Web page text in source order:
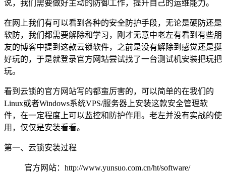
说，我们需要做好主动的防御工作，提升自己的运维能力。
在网上我们有可以看到各种的安全防护手段，无论是硬防还是
软防，我们都需要解除和学习，刚才无意中老左有看到有些朋
友的博客中提到这款云锁软件，之前是没有解除到感觉还是挺
好玩的，于是就登录官方网站尝试找了一台测试机安装把玩把
玩。
看到云锁的官方网站写的都蛮厉害的，可以简单的在我们的
Linux或者Windows系统VPS/服务器上安装这款安全管理软
件，在一定程度上可以监控和防护作用。老左并没有实战的使
用，仅仅是安装看看。
第一、云锁安装过程
官方网站：http://www.yunsuo.com.cn/ht/software/